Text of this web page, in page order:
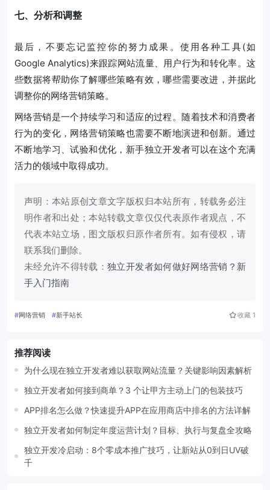
七、分析和调整
最后，不要忘记监控你的努力成果。使用各种工具(如
Google Analytics)来跟踪网站流量、用户行为和转化率。这
些数据将帮助你了解哪些策略有效，哪些需要改进，并据此
调整你的网络营销策略。
网络营销是一个持续学习和适应的过程。随着技术和消费者
行为的变化，网络营销策略也需要不断地演进和创新。通过
不断地学习、试验和优化，新手独立开发者可以在这个充满
活力的领域中取得成功。
声明：本站原创文章文字版权归本站所有，转载务必注
明作者和出处；本站转载文章仅仅代表原作者观点，不
代表本站立场，图文版权归原作者所有。如有侵权，请
联系我们删除。
未经允许不得转载：独立开发者如何做好网络营销？新
手入门指南
#网络营销 #新手站长 收藏 1
推荐阅读
为什么现在独立开发者难以获取网站流量？关键影响因素解析
独立开发者如何接到商单？3 个让甲方主动上门的包装技巧
APP排名怎么做？快速提升APP在应用商店中排名的方法详解
独立开发者如何制定年度运营计划？目标、执行与复盘全攻略
独立开发冷启动：8个零成本推广技巧，让新站从0到日UV破
千